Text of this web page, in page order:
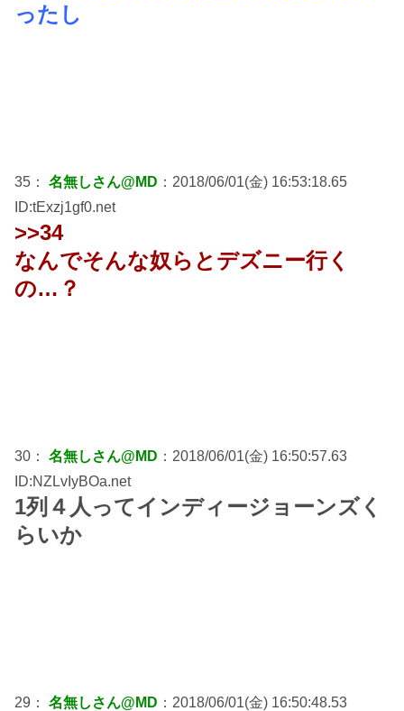
ったし
35： 名無しさん@MD ：2018/06/01(金) 16:53:18.65
ID:tExzj1gf0.net
>>34
なんでそんな奴らとデズニー行く
の…？
30： 名無しさん@MD ：2018/06/01(金) 16:50:57.63
ID:NZLvIyBOa.net
1列４人ってインディージョーンズく
らいか
29： 名無しさん@MD ：2018/06/01(金) 16:50:48.53